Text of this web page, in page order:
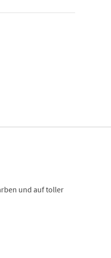
und auf toller